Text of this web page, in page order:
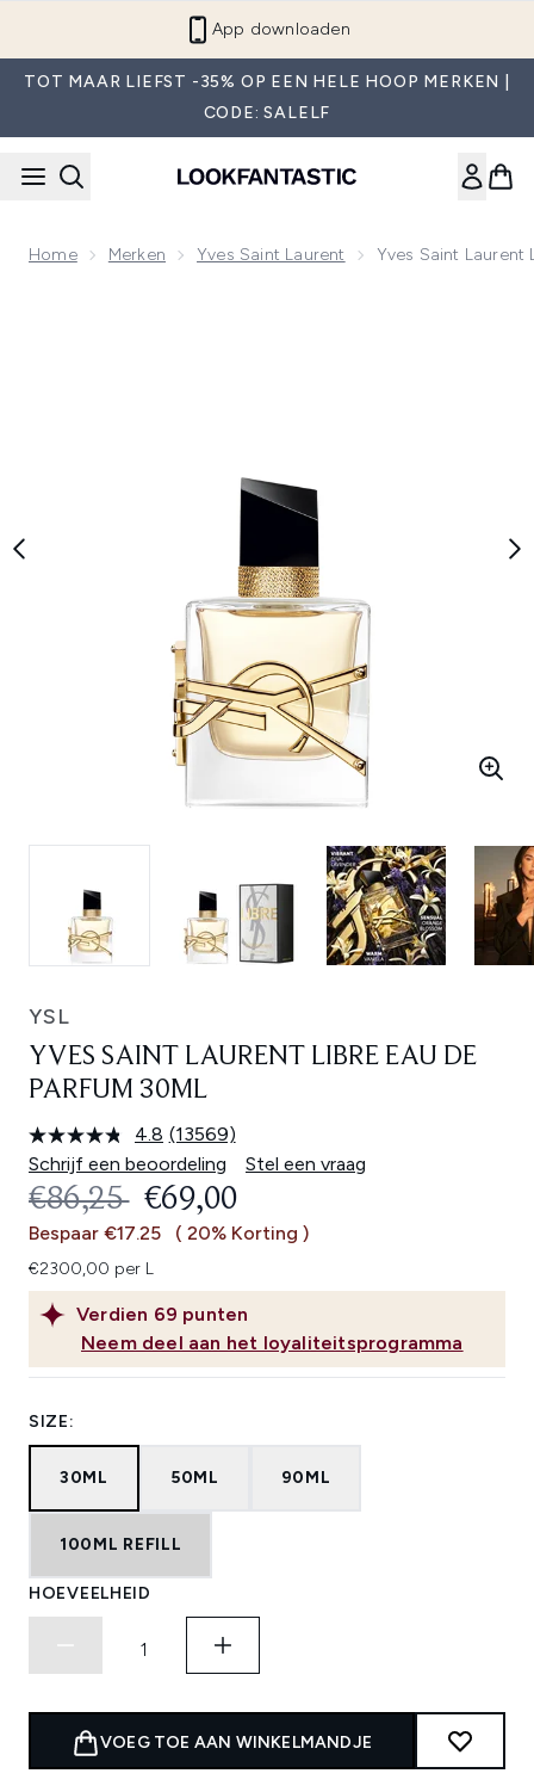
App downloaden
TOT MAAR LIEFST -35% OP EEN HELE HOOP MERKEN |
CODE: SALELF
Home Merken Yves Saint Laurent Yves Saint Laurent
YSL
YVES SAINT LAURENT LIBRE EAU DE
PARFUM 30ML
4.8 Lees
13569
beoordelingen.
Dezelfde
paginalink.
(13569)
Schrijf een beoordeling
Stel een vraag
Verdien 69 punten
Neem deel aan het loyaliteitsprogramma
RECOMMENDED RETAIL PRICE:
€86,25 HUIDIGE PRIJS:
€69,00
Bespaar €17.25 ( 20% Korting )
€2300,00 per L
SIZE:
30ML 50ML 90ML
100ML REFILL
HOEVEELHEID
VOEG TOE AAN WINKELMANDJE